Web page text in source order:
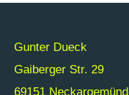
Gunter Dueck
Gaiberger Str. 29
69151